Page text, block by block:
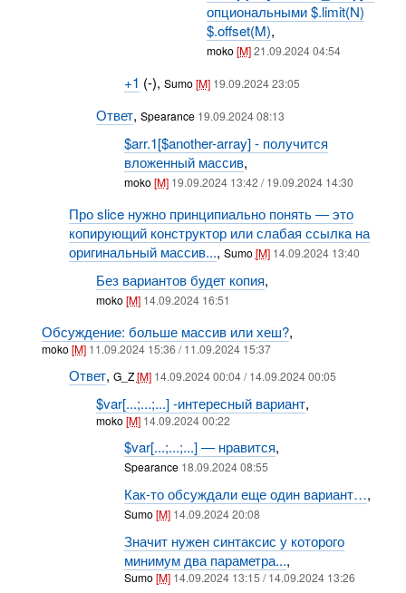
опциональными $.limit(N)
$.offset(M),
moko[M]21.09.2024 04:54
+1 (-), Sumo[M] 19.09.2024 23:05
Ответ,Spearance 19.09.2024 08:13
$arr.1[$another-array] - получится
вложенный массив,
moko[M] 19.09.2024 13:42 / 19.09.2024 14:30
Про slice нужно принципиально понять — это
копирующий конструктор или слабая ссылка на
оригинальный массив..., Sumo[M] 14.09.2024 13:40
Без вариантов будет копия,
moko[M] 14.09.2024 16:51
Обсуждение: больше массив или хеш?,
moko[M] 11.09.2024 15:36 / 11.09.2024 15:37
Ответ, G_Z[M] 14.09.2024 00:04 / 14.09.2024 00:05
$var[...;...;...] -интересный вариант,
moko[M] 14.09.2024 00:22
$var[...;...;...] — нравится,
Spearance 18.09.2024 08:55
Как-то обсуждали еще один вариант…,
Sumo[M] 14.09.2024 20:08
Значит нужен синтаксис у которого
минимум два параметра...,
Sumo[M] 14.09.2024 13:15 / 14.09.2024 13:26